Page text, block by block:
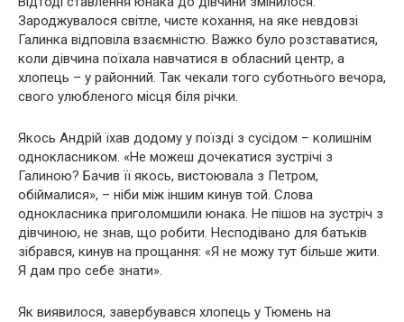
Зароджувалося світле, чисте кохання, на яке невдовзі
Галинка відповіла взаємністю. Важко було розставатися,
коли дівчина поїхала навчатися в обласний центр, а
хлопець – у районний. Так чекали того суботнього вечора,
свого улюбленого місця біля річки.
Якось Андрій їхав додому у поїзді з сусідом – колишнім
однокласником. «Не можеш дочекатися зустрічі з
Галиною? Бачив її якось, вистоювала з Петром,
обіймалися», – ніби між іншим кинув той. Слова
однокласника приголомшили юнака. Не пішов на зустріч з
дівчиною, не знав, що робити. Несподівано для батьків
зібрався, кинув на прощання: «Я не можу тут більше жити.
Я дам про себе знати».
Як виявилося, завербувався хлопець у Тюмень на